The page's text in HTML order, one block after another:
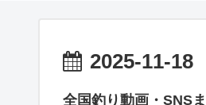
2025-11-18
全国釣り動画・SNS